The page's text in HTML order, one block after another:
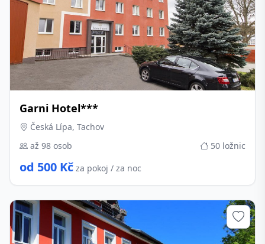
Garni Hotel***
Česká Lípa, Tachov
až 98 osob
50 ložnic
od 500 Kč za pokoj / za noc